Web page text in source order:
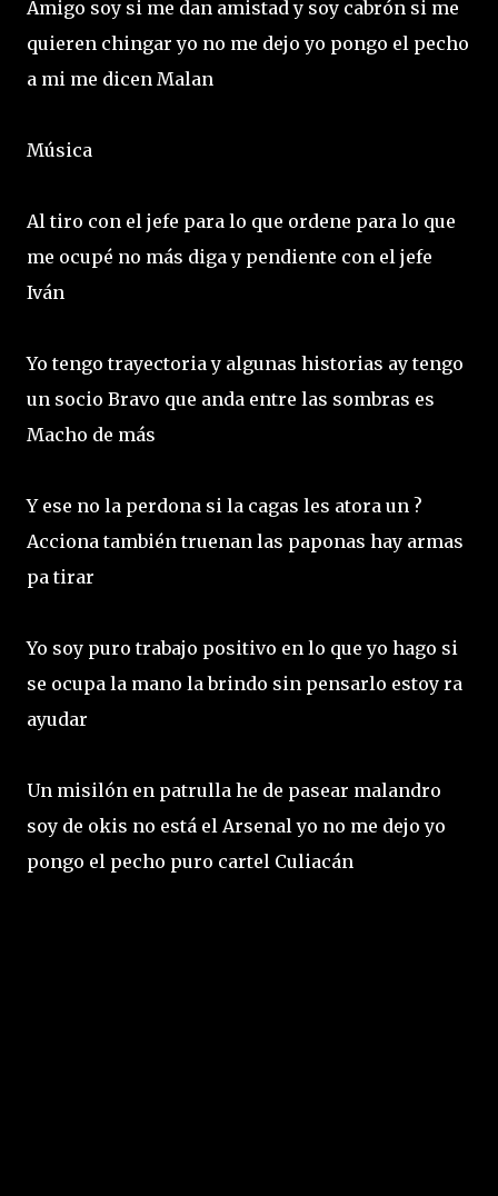
Amigo soy si me dan amistad y soy cabrón si me
quieren chingar yo no me dejo yo pongo el pecho
a mi me dicen Malan
Música
Al tiro con el jefe para lo que ordene para lo que
me ocupé no más diga y pendiente con el jefe
Iván
Yo tengo trayectoria y algunas historias ay tengo
un socio Bravo que anda entre las sombras es
Macho de más
Y ese no la perdona si la cagas les atora un ?
Acciona también truenan las paponas hay armas
pa tirar
Yo soy puro trabajo positivo en lo que yo hago si
se ocupa la mano la brindo sin pensarlo estoy ra
ayudar
Un misilón en patrulla he de pasear malandro
soy de okis no está el Arsenal yo no me dejo yo
pongo el pecho puro cartel Culiacán